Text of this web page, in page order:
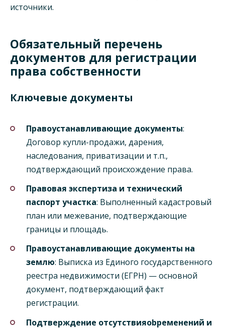
источники.
Обязательный перечень
документов для регистрации
права собственности
Ключевые документы
Правоустанавливающие документы:
Договор купли-продажи, дарения,
наследования, приватизации и т.п.,
подтверждающий происхождение права.
Правовая экспертиза и технический
паспорт участка: Выполненный кадастровый
план или межевание, подтверждающие
границы и площадь.
Правоустанавливающие документы на
землю: Выписка из Единого государственного
реестра недвижимости (ЕГРН) — основной
документ, подтверждающий факт
регистрации.
Подтверждение отсутствияobременений и